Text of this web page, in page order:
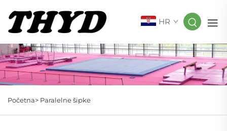
HR
Početna> Paralelne šipke